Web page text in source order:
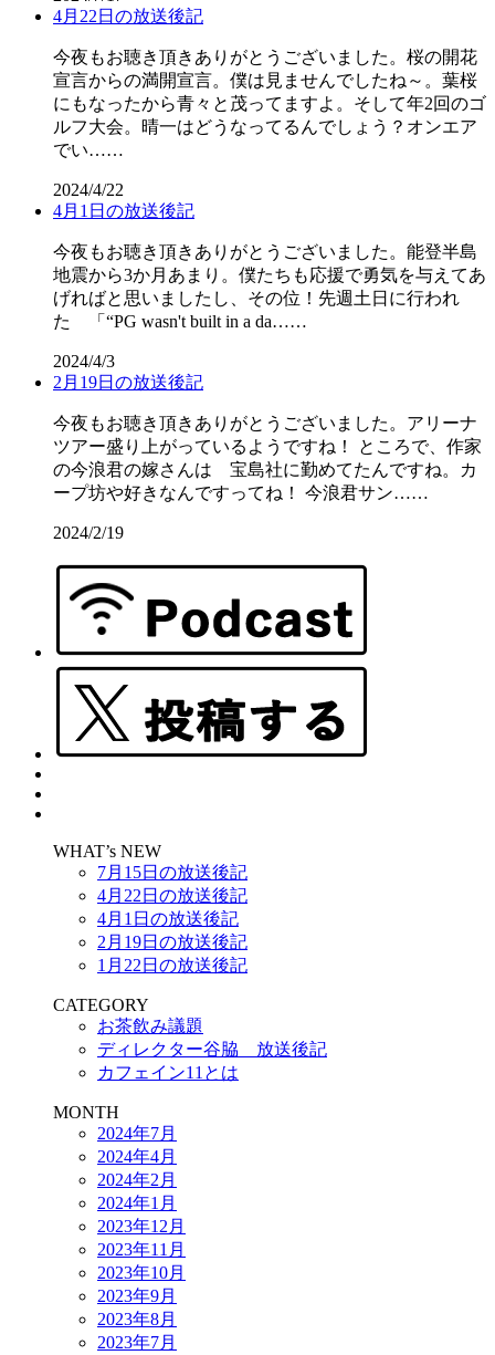
4月22日の放送後記
今夜もお聴き頂きありがとうございました。桜の開花
宣言からの満開宣言。僕は見ませんでしたね～。葉桜
にもなったから青々と茂ってますよ。そして年2回のゴ
ルフ大会。晴一はどうなってるんでしょう？オンエア
でい……
2024/4/22
4月1日の放送後記
今夜もお聴き頂きありがとうございました。能登半島
地震から3か月あまり。僕たちも応援で勇気を与えてあ
げればと思いましたし、その位！先週土日に行われ
た 「“PG wasn't built in a da……
2024/4/3
2月19日の放送後記
今夜もお聴き頂きありがとうございました。アリーナ
ツアー盛り上がっているようですね！ ところで、作家
の今浪君の嫁さんは 宝島社に勤めてたんですね。カ
ープ坊や好きなんですってね！ 今浪君サン……
2024/2/19
WHAT’s NEW
7月15日の放送後記
4月22日の放送後記
4月1日の放送後記
2月19日の放送後記
1月22日の放送後記
CATEGORY
お茶飲み議題
ディレクター谷脇 放送後記
カフェイン11とは
MONTH
2024年7月
2024年4月
2024年2月
2024年1月
2023年12月
2023年11月
2023年10月
2023年9月
2023年8月
2023年7月